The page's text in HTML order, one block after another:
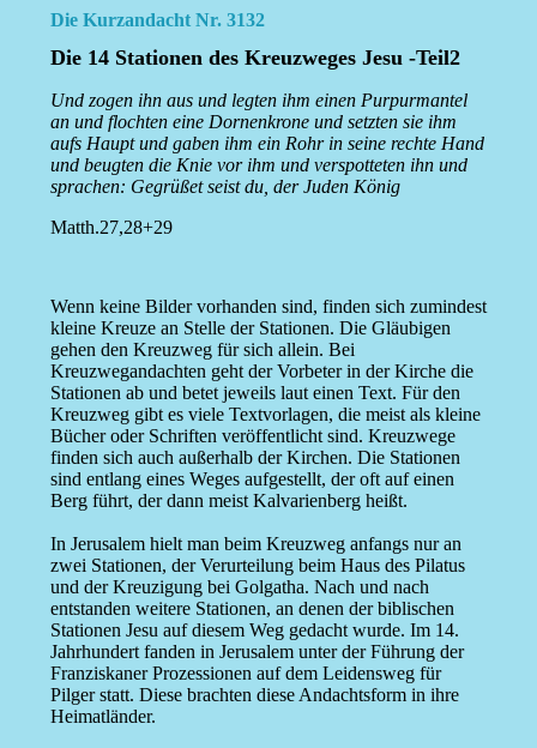
Die Kurzandacht Nr. 3132
Die 14 Stationen des Kreuzweges Jesu -Teil2
Und zogen ihn aus und legten ihm einen Purpurmantel
an und flochten eine Dornenkrone und setzten sie ihm
aufs Haupt und gaben ihm ein Rohr in seine rechte Hand
und beugten die Knie vor ihm und verspotteten ihn und
sprachen: Gegrüßet seist du, der Juden König
Matth.27,28+29
Wenn keine Bilder vorhanden sind, finden sich zumindest
kleine Kreuze an Stelle der Stationen. Die Gläubigen
gehen den Kreuzweg für sich allein. Bei
Kreuzwegandachten geht der Vorbeter in der Kirche die
Stationen ab und betet jeweils laut einen Text. Für den
Kreuzweg gibt es viele Textvorlagen, die meist als kleine
Bücher oder Schriften veröffentlicht sind. Kreuzwege
finden sich auch außerhalb der Kirchen. Die Stationen
sind entlang eines Weges aufgestellt, der oft auf einen
Berg führt, der dann meist Kalvarienberg heißt.
In Jerusalem hielt man beim Kreuzweg anfangs nur an
zwei Stationen, der Verurteilung beim Haus des Pilatus
und der Kreuzigung bei Golgatha. Nach und nach
entstanden weitere Stationen, an denen der biblischen
Stationen Jesu auf diesem Weg gedacht wurde. Im 14.
Jahrhundert fanden in Jerusalem unter der Führung der
Franziskaner Prozessionen auf dem Leidensweg für
Pilger statt. Diese brachten diese Andachtsform in ihre
Heimatländer.